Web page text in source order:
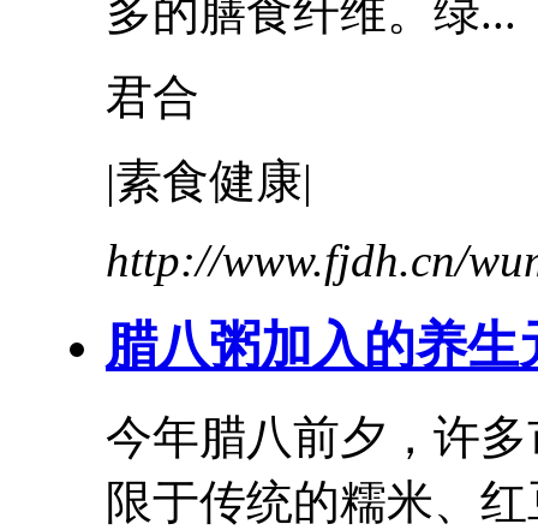
多的膳食纤维。绿...
君合
|素食健康|
http://www.fjdh.cn/
腊八粥加入的养生
今年腊八前夕，许
限于传统的糯米、 红